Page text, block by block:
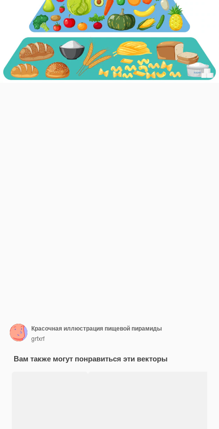
Красочная иллюстрация пищевой пирамиды
grfxrf
Вам также могут понравиться эти векторы